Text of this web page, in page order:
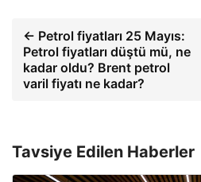
← Petrol fiyatları 25 Mayıs:
Petrol fiyatları düştü mü, ne
kadar oldu? Brent petrol
varil fiyatı ne kadar?
Tavsiye Edilen Haberler